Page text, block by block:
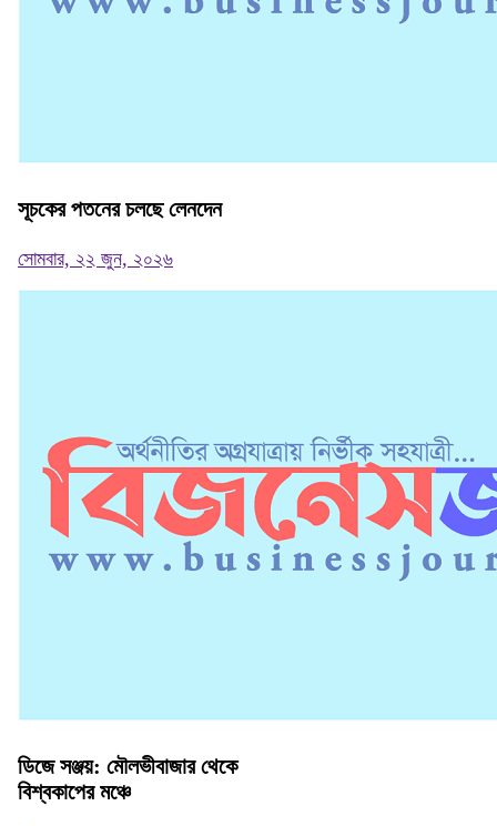
সূচকের পতনের চলছে লেনদেন
সোমবার, ২২ জুন, ২০২৬
ডিজে সঞ্জয়: মৌলভীবাজার থেকে
বিশ্বকাপের মঞ্চে